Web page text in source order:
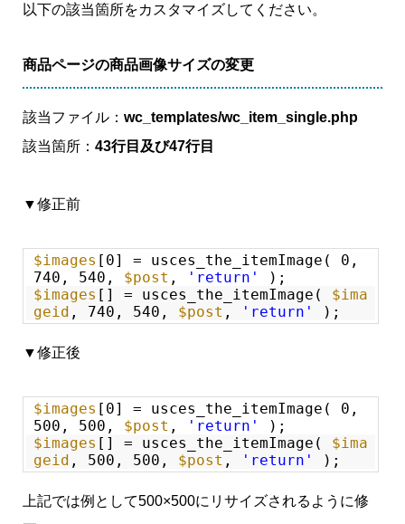
以下の該当箇所をカスタマイズしてください。
商品ページの商品画像サイズの変更
該当ファイル： wc_templates/wc_item_single.php
該当箇所： 43行目及び47行目
▼修正前
$images [0] = usces_the_itemImage( 0,
740, 540, $post , 'return'
);
$images [] = usces_the_itemImage( $ima
geid , 740, 540, $post , 'return' );
▼修正後
$images [0] = usces_the_itemImage( 0,
500, 500, $post , 'return'
);
$images [] = usces_the_itemImage( $ima
geid , 500, 500, $post , 'return' );
上記では例として500×500にリサイズされるように修